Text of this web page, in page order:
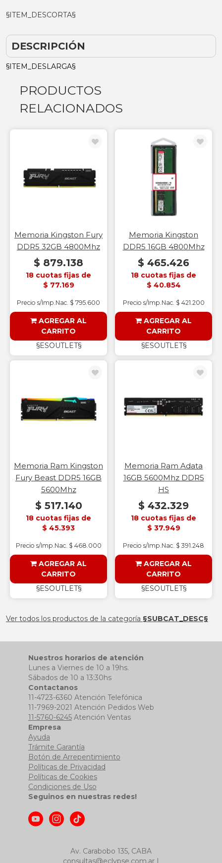
§ITEM_DESCORTA§
DESCRIPCIÓN
§ITEM_DESLARGA§
PRODUCTOS
RELACIONADOS
Memoria Kingston Fury
DDR5 32GB 4800Mhz
$ 879.138
18 cuotas fijas de
$ 77.169
Precio s/Imp.Nac. $ 795.600
AGREGAR AL
CARRITO
§ESOUTLET§
Memoria Kingston
DDR5 16GB 4800Mhz
$ 465.426
18 cuotas fijas de
$ 40.854
Precio s/Imp.Nac. $ 421.200
AGREGAR AL
CARRITO
§ESOUTLET§
Memoria Ram Kingston
Fury Beast DDR5 16GB
5600Mhz
$ 517.140
18 cuotas fijas de
$ 45.393
Precio s/Imp.Nac. $ 468.000
AGREGAR AL
CARRITO
§ESOUTLET§
Memoria Ram Adata
16GB 5600Mhz DDR5
HS
$ 432.329
18 cuotas fijas de
$ 37.949
Precio s/Imp.Nac. $ 391.248
AGREGAR AL
CARRITO
§ESOUTLET§
Ver todos los productos de la categoría §SUBCAT_DESC§
Nuestros horarios de atención
Lunes a Viernes de 10 a 19hs.
Sábados de 10 a 13:30hs
Contactanos
11-4723-6360 Atención Telefónica
11-7969-2021 Atención Pedidos Web
11-5760-6245Atención Ventas
Empresa
Ayuda
Trámite Garantía
Botón de Arrepentimiento
Políticas de Privacidad
Políticas de Cookies
Condiciones de Uso
Seguinos en nuestras redes!
Av. Carabobo 135, CABA
consultas@eclypse.com.ar |